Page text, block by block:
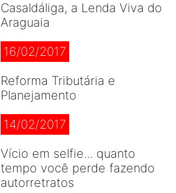
Casaldáliga, a Lenda Viva do
Araguaia
16/02/2017
Reforma Tributária e
Planejamento
14/02/2017
Vício em selfie... quanto
tempo você perde fazendo
autorretratos